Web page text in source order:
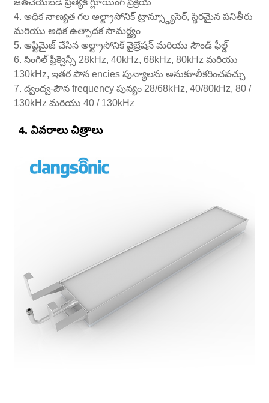
జతచేయబడే ప్రత్యేక గ్లూయింగ్ ప్రక్రియ
4. అధిక నాణ్యత గల అల్ట్రాసోనిక్ ట్రాన్స్డ్యూసెర్, స్థిరమైన పనితీరు
మరియు అధిక ఉత్పాదక సామర్థ్యం
5. ఆప్టిమైజ్ చేసిన అల్ట్రాసోనిక్ వైబ్రేషన్ మరియు సౌండ్ ఫీల్డ్
6. సింగిల్ ఫ్రీక్వెన్సీ 28kHz, 40kHz, 68kHz, 80kHz మరియు
130kHz, ఇతర పౌన encies పున్యాలను అనుకూలీకరించవచ్చు
7. ద్వంద్వ-పౌన frequency పున్యం 28/68kHz, 40/80kHz, 80 /
130kHz మరియు 40 / 130kHz
4. వివరాలు చిత్రాలు